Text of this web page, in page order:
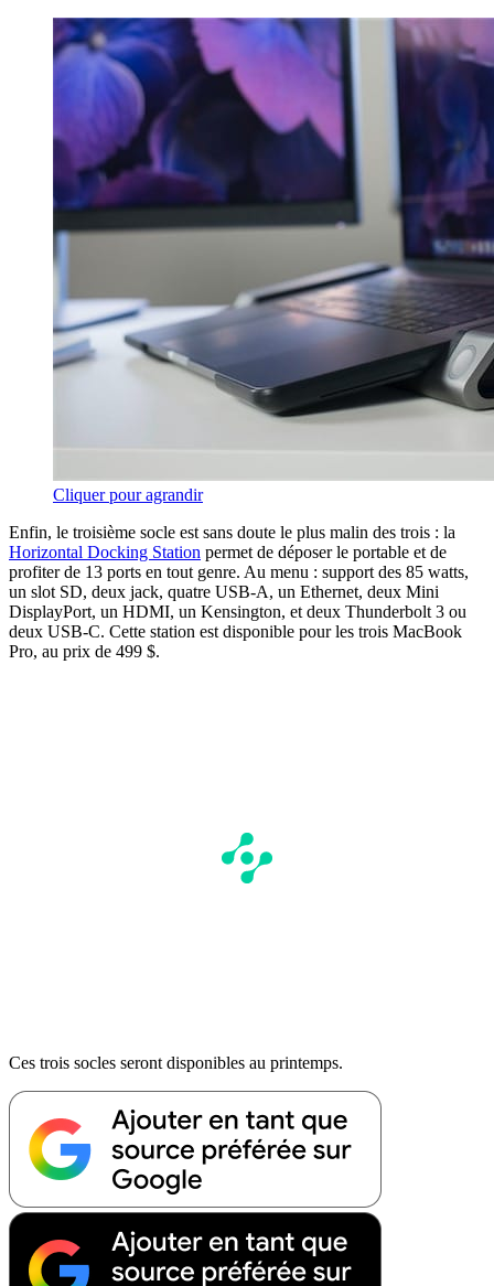
Cliquer pour agrandir
Enfin, le troisième socle est sans doute le plus malin des trois : la
Horizontal Docking Station permet de déposer le portable et de
profiter de 13 ports en tout genre. Au menu : support des 85 watts,
un slot SD, deux jack, quatre USB-A, un Ethernet, deux Mini
DisplayPort, un HDMI, un Kensington, et deux Thunderbolt 3 ou
deux USB-C. Cette station est disponible pour les trois MacBook
Pro, au prix de 499 $.
Ces trois socles seront disponibles au printemps.